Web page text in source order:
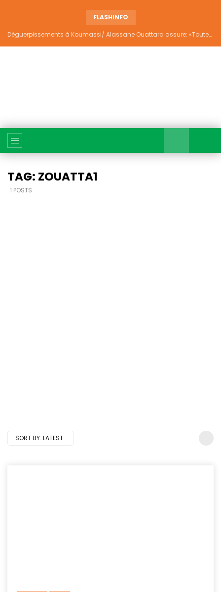
FLASHINFO
Déguerpissements à Koumassi/ Alassane Ouattara assure: «Toutes les responsabilités seront établies et elles donneront lieu aux sanctions prévues par la loi»
TAG: ZOUATTA1
1 POSTS
SORT BY: LATEST